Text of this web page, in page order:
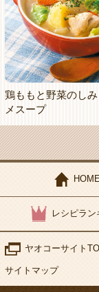
鶏ももと野菜のし
メスープ
HOME
レシピラン
ヤオコーサイト
サイトマップ